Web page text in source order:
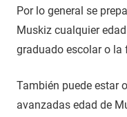
Por lo general se
Muskiz cualquier
graduado escolar o
También puede estar
avanzadas edad de